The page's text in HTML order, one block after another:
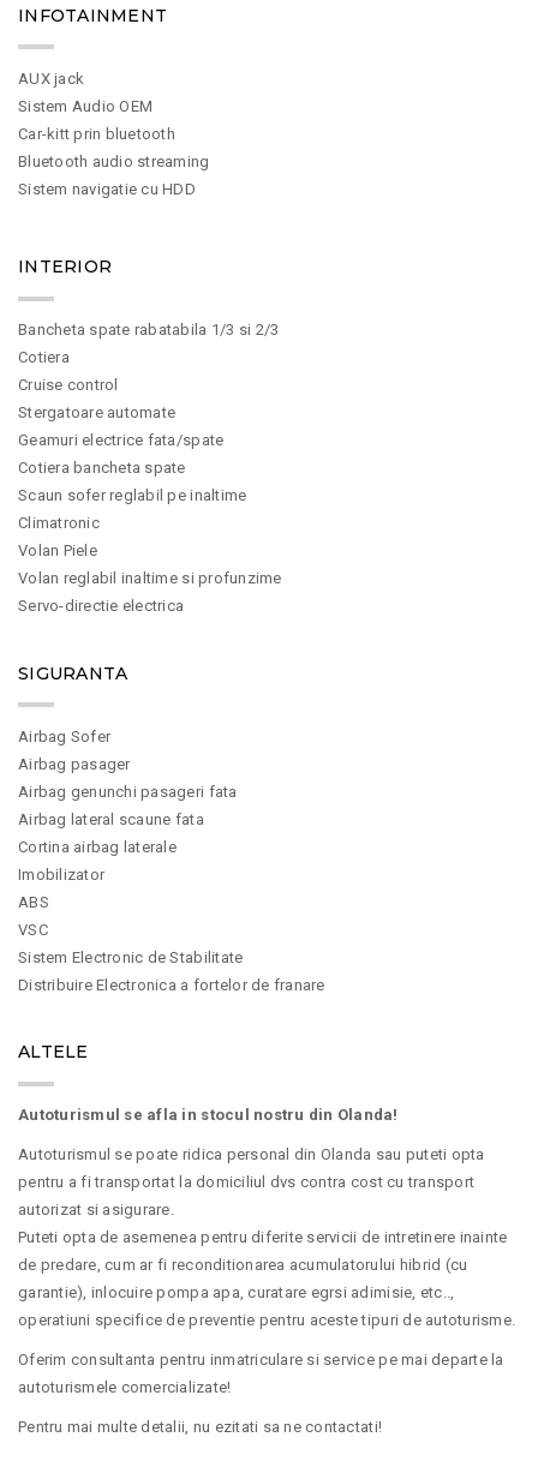
INFOTAINMENT
AUX jack
Sistem Audio OEM
Car-kitt prin bluetooth
Bluetooth audio streaming
Sistem navigatie cu HDD
INTERIOR
Bancheta spate rabatabila 1/3 si 2/3
Cotiera
Cruise control
Stergatoare automate
Geamuri electrice fata/spate
Cotiera bancheta spate
Scaun sofer reglabil pe inaltime
Climatronic
Volan Piele
Volan reglabil inaltime si profunzime
Servo-directie electrica
SIGURANTA
Airbag Sofer
Airbag pasager
Airbag genunchi pasageri fata
Airbag lateral scaune fata
Cortina airbag laterale
Imobilizator
ABS
VSC
Sistem Electronic de Stabilitate
Distribuire Electronica a fortelor de franare
ALTELE
Autoturismul se afla in stocul nostru din Olanda!
Autoturismul se poate ridica personal din Olanda sau puteti opta
pentru a fi transportat la domiciliul dvs contra cost cu transport
autorizat si asigurare.
Puteti opta de asemenea pentru diferite servicii de intretinere inainte
de predare, cum ar fi reconditionarea acumulatorului hibrid (cu
garantie), inlocuire pompa apa, curatare egrsi adimisie, etc..,
operatiuni specifice de preventie pentru aceste tipuri de autoturisme.
Oferim consultanta pentru inmatriculare si service pe mai departe la
autoturismele comercializate!
Pentru mai multe detalii, nu ezitati sa ne contactati!